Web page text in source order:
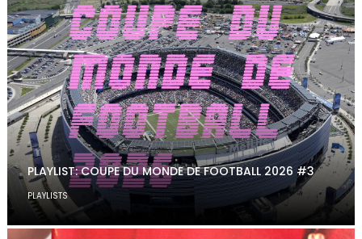
PLAYLIST: COUPE DU MONDE DE FOOTBALL 2026 #3
PLAYLISTS